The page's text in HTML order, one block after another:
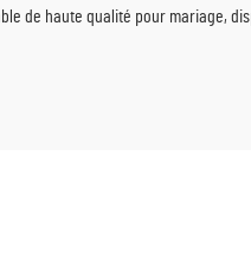
de haute qualité pour mariage,